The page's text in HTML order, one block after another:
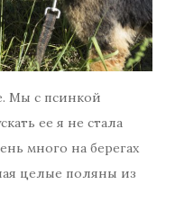
Мы с псинкой
ее я не стала
много на берегах
целые поляны из